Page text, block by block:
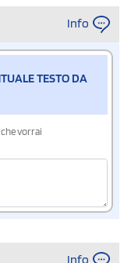
Info
TESTO DA
vorrai
Info